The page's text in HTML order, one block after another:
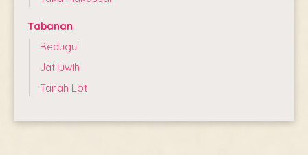
Tabanan
Bedugul
Jatiluwih
Tanah Lot